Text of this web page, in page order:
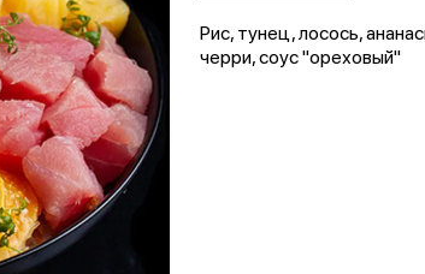
Рис, тунец, лосось,
черри, соус "ореховый"